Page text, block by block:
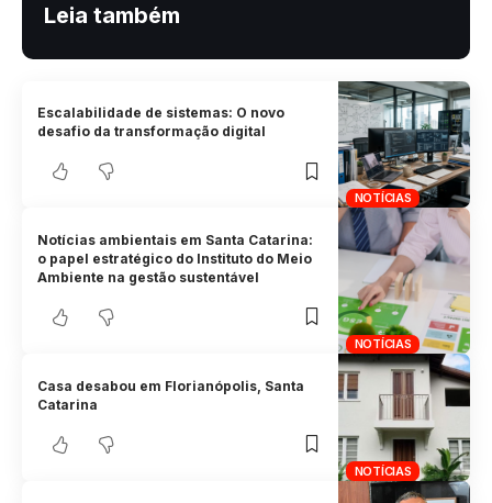
Leia também
NOTÍCIAS
Escalabilidade de sistemas: O novo
desafio da transformação digital
NOTÍCIAS
Notícias ambientais em Santa Catarina:
o papel estratégico do Instituto do Meio
Ambiente na gestão sustentável
NOTÍCIAS
Casa desabou em Florianópolis, Santa
Catarina